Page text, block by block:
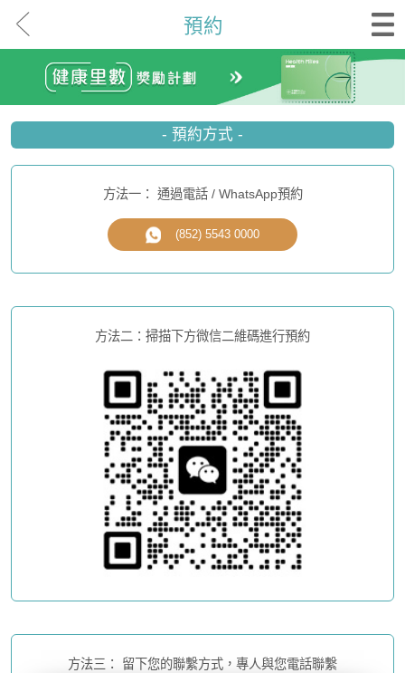
預約
- 預約方式 -
方法一： 通過電話 / WhatsApp預約
(852) 5543 0000
方法二：掃描下方微信二維碼進行預約
方法三： 留下您的聯繫方式，專人與您電話聯繫